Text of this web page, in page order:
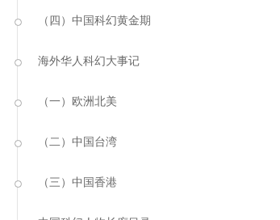
（四）中国科幻黄金期
海外华人科幻大事记
（一）欧洲北美
（二）中国台湾
（三）中国香港